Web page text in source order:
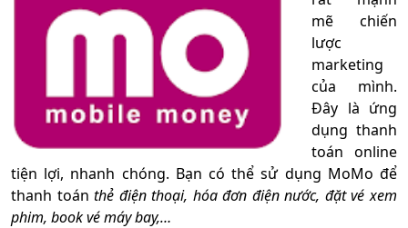
mẽ chiến
lược
marketing
của mình.
Đây là ứng
dụng thanh
toán online
tiện lợi, nhanh chóng. Bạn có thể sử dụng MoMo để
thanh toánthẻ điện thoại, hóa đơn điện nước, đặt vé xem
phim, book vé máy bay,…